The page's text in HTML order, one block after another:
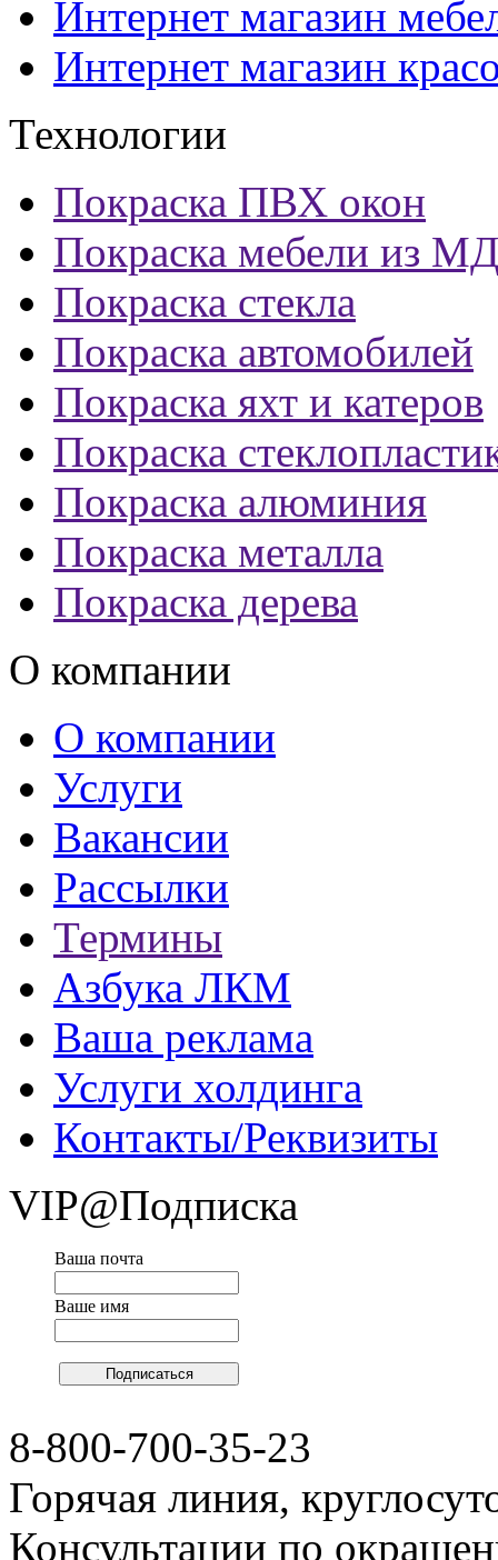
Интернет магазин
Интернет магазин
Технологии
Покраска ПВХ окон
Покраска мебели из
Покраска стекла
Покраска автомобилей
Покраска яхт и катеров
Покраска
Покраска алюминия
Покраска металла
Покраска дерева
О компании
О компании
Услуги
Вакансии
Рассылки
Термины
Азбука ЛКМ
Ваша реклама
Услуги холдинга
Контакты/Реквизиты
VIP@Подписка
Ваша почта
Ваше имя
8-800-700-35-23
Горячая линия,
Консультации по